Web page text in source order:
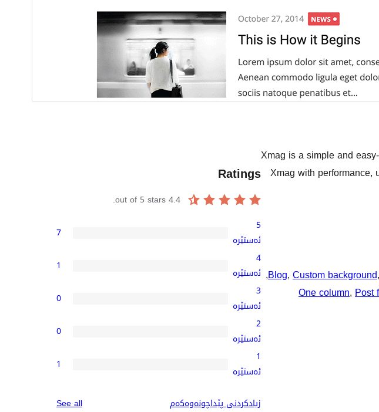
Xmag is a simple and
Xmag with performance,
Blog, Custom background,
,
One column, Post
Ratings
4.4
7
5-
star
reviews
5
ئەستێرە
7
1
star
review
4
ئەستێرە
1
0
star
reviews
3
ئەستێرە
0
0
star
2
ئەستێرە
0
1
star
1
ئەستێرە
1
زیادکردنی پێداچونەوەکەم See all
reviews